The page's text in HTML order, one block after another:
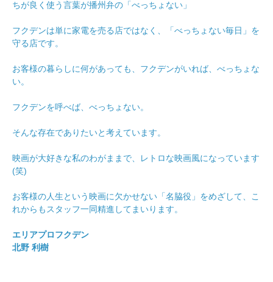
ちが良く使う言葉が播州弁の「べっちょない」
フクデンは単に家電を売る店ではなく、「べっちょない毎日」を
守る店です。
お客様の暮らしに何があっても、フクデンがいれば、べっちょな
い。
フクデンを呼べば、べっちょない。
そんな存在でありたいと考えています。
映画が大好きな私のわがままで、レトロな映画風になっています
(笑)
お客様の人生という映画に欠かせない「名脇役」をめざして、こ
れからもスタッフ一同精進してまいります。
エリアプロフクデン
北野 利樹